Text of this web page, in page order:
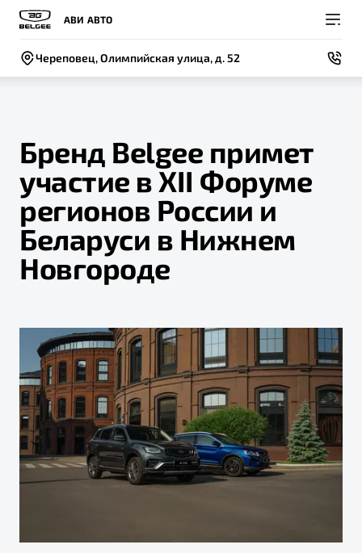
АВИ АВТО
Череповец, Олимпийская улица, д. 52
Модели
Новый
X50+
Яркий кроссовер
от 2 219 990 ₽*
S50
Покупателям
ВЫБОР И ПОКУПКА
Автомобили в наличии
Спецпредложения и Акции
ФИНАНСЫ И УСЛУГИ
Автокредит
Трейд-ин
Страхование
Расчет КАСКО
Владельцам
СЕРВИС
Записаться на сервис
Руководство по эксплуатации
Калькулятор ТО
ПОДДЕРЖКА
Гарантия Belgee
Belgee Линк
Belgee Клуб
О компании
СОБЫТИЯ
Новости
Контакты
О бренде
О дилерском центре
Правовая информация
Бренд Belgee примет
участие в XII Форуме
регионов России и
Беларуси в Нижнем
Новгороде